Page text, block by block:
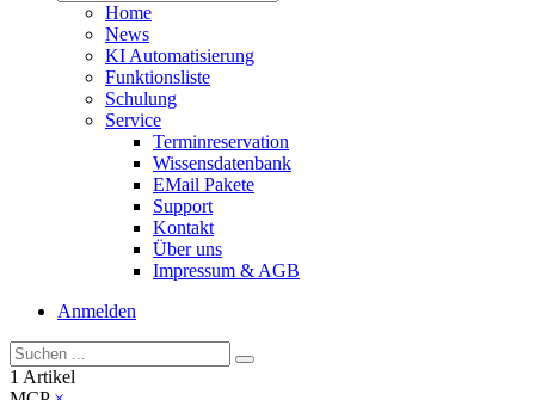
Home
News
KI Automatisierung
Funktionsliste
Schulung
Service
Terminreservation
Wissensdatenbank
EMail Pakete
Support
Kontakt
Über uns
Impressum & AGB
Anmelden
1 Artikel